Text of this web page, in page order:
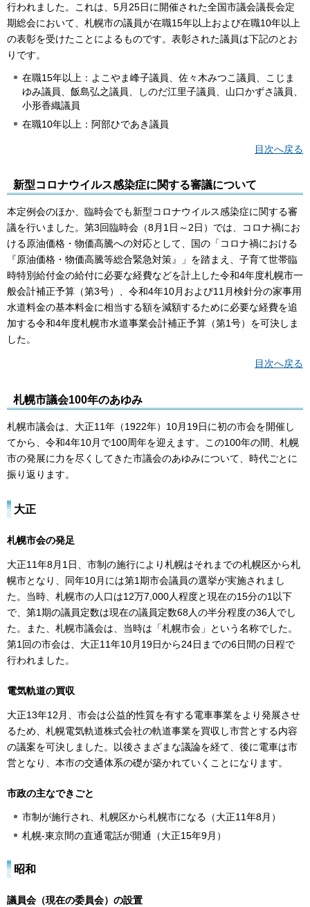
行われました。これは、5月25日に開催された全国市議会議長会定
期総会において、札幌市の議員が在職15年以上および在職10年以上
の表彰を受けたことによるものです。表彰された議員は下記のとお
りです。
在職15年以上：よこやま峰子議員、佐々木みつこ議員、こじま
ゆみ議員、飯島弘之議員、しのだ江里子議員、山口かずさ議員、
小形香織議員
在職10年以上：阿部ひであき議員
目次へ戻る
新型コロナウイルス感染症に関する審議について
本定例会のほか、臨時会でも新型コロナウイルス感染症に関する審
議を行いました。第3回臨時会（8月1日～2日）では、コロナ禍にお
ける原油価格・物価高騰への対応として、国の「コロナ禍における
『原油価格・物価高騰等総合緊急対策』」を踏まえ、子育て世帯臨
時特別給付金の給付に必要な経費などを計上した令和4年度札幌市一
般会計補正予算（第3号）、令和4年10月および11月検針分の家事用
水道料金の基本料金に相当する額を減額するために必要な経費を追
加する令和4年度札幌市水道事業会計補正予算（第1号）を可決しま
した。
目次へ戻る
札幌市議会100年のあゆみ
札幌市議会は、大正11年（1922年）10月19日に初の市会を開催し
てから、令和4年10月で100周年を迎えます。この100年の間、札幌
市の発展に力を尽くしてきた市議会のあゆみについて、時代ごとに
振り返ります。
大正
札幌市会の発足
大正11年8月1日、市制の施行により札幌はそれまでの札幌区から札
幌市となり、同年10月には第1期市会議員の選挙が実施されまし
た。当時、札幌市の人口は12万7,000人程度と現在の15分の1以下
で、第1期の議員定数は現在の議員定数68人の半分程度の36人でし
た。また、札幌市議会は、当時は「札幌市会」という名称でした。
第1回の市会は、大正11年10月19日から24日までの6日間の日程で
行われました。
電気軌道の買収
大正13年12月、市会は公益的性質を有する電車事業をより発展させ
るため、札幌電気軌道株式会社の軌道事業を買収し市営とする内容
の議案を可決しました。以後さまざまな議論を経て、後に電車は市
営となり、本市の交通体系の礎が築かれていくことになります。
市政の主なできごと
市制が施行され、札幌区から札幌市になる（大正11年8月）
札幌-東京間の直通電話が開通（大正15年9月）
昭和
議員会（現在の委員会）の設置